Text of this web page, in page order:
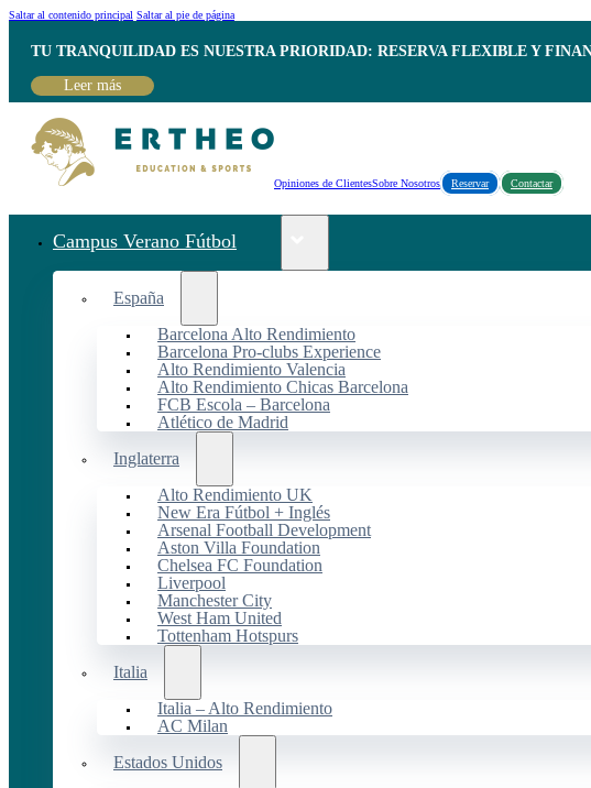
Saltar al contenido principal Saltar al pie de página
TU TRANQUILIDAD ES NUESTRA PRIORIDAD: RESERVA FLEXIBLE Y
Leer más
Opiniones de ClientesSobre Nosotros Reservar Contactar
Campus Verano Fútbol
España
Barcelona Alto Rendimiento
Barcelona Pro-clubs Experience
Alto Rendimiento Valencia
Alto Rendimiento Chicas Barcelona
FCB Escola – Barcelona
Atlético de Madrid
Inglaterra
Alto Rendimiento UK
New Era Fútbol + Inglés
Arsenal Football Development
Aston Villa Foundation
Chelsea FC Foundation
Liverpool
Manchester City
West Ham United
Tottenham Hotspurs
Italia
Italia – Alto Rendimiento
AC Milan
Estados Unidos